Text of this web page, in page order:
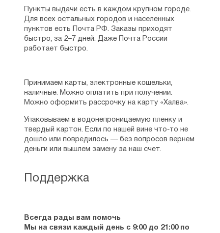
популярность среди консервативной части
прихожан Русской православной церкви,
которым созвучны его размышления об
апостасии и верности своему церковному
и национальному самосознанию. Кроме
Свято-Троицкой семинарии, но и в
постсоветской России. Скончался 13
апреля 1976, в США в штате
Троицкого собора Свято-Троицкого
монастыря в Джорданвилле.
Основные книги и публикации :
Писания Нового Завета.
народу (Епископ Феофан Затворник)
Поддержка
Всегда рады вам помочь
Мы на связи каждый день с 9:00 до 21:00 по
Пункты выдачи есть в каждом крупном городе.
Для всех остальных городов и населенных
пунктов есть Почта РФ. Заказы приходят
быстро, за 2–7 дней. Даже Почта России
работает быстро.
Принимаем карты, электронные кошельки,
наличные. Можно оплатить при получении.
Можно оформить рассрочку на карту «Халва».
Упаковываем в водонепроницаемую пленку и
твердый картон. Если по нашей вине что-то не
дошло или повредилось — без вопросов вернем
деньги или вышлем замену за наш счет.